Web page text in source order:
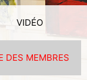
VIDÉO
DES MEMBRES